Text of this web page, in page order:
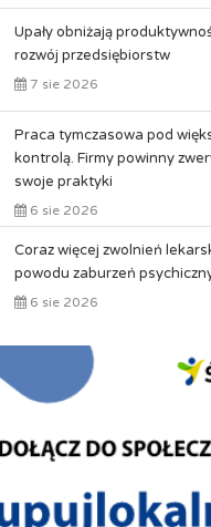
Upały obniżają
rozwój przedsiębiorstw
7 sie 2026
Praca tymczasowa pod
kontrolą. Firmy powinny
swoje praktyki
6 sie 2026
Coraz więcej zwolnień
powodu zaburzeń
6 sie 2026